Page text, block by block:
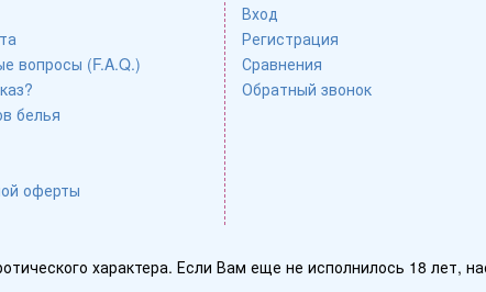
вопросы (F.A.Q.)
белья
оферты
Вход
Регистрация
Сравнения
Обратный звонок
характера. Если Вам еще не исполнилось 18 лет,